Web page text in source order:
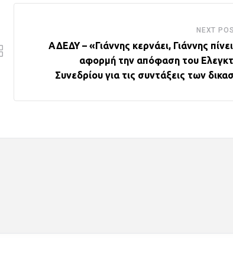
NEXT
ΑΔΕΔΥ – «Γιάννης κερνάει, Γιάννης
αφορμή την απόφαση του
Συνεδρίου για τις συντάξεις των